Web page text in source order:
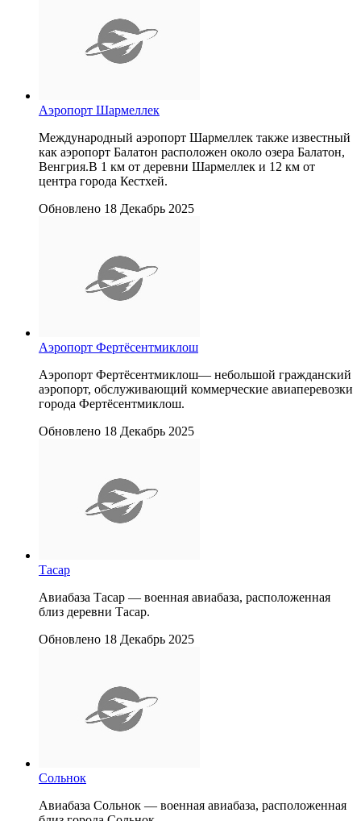
Аэропорт Шармеллек
Международный аэропорт Шармеллек также известный
как аэропорт Балатон расположен около озера Балатон,
Венгрия.В 1 км от деревни Шармеллек и 12 км от
центра города Кестхей.
Обновлено 18 Декабрь 2025
Аэропорт Фертёсентмиклош
Аэропорт Фертёсентмиклош— небольшой гражданский
аэропорт, обслуживающий коммерческие авиаперевозки
города Фертёсентмиклош.
Обновлено 18 Декабрь 2025
Тасар
Авиабаза Тасар — военная авиабаза, расположенная
близ деревни Тасар.
Обновлено 18 Декабрь 2025
Сольнок
Авиабаза Сольнок — военная авиабаза, расположенная